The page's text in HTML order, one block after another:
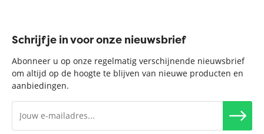
Schrijf je in voor onze nieuwsbrief
Abonneer u op onze regelmatig verschijnende nieuwsbrief
om altijd op de hoogte te blijven van nieuwe producten en
aanbiedingen.